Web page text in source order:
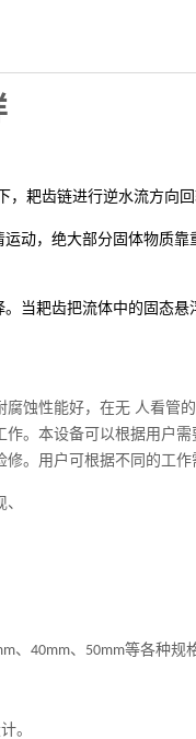
耙齿链进行逆水流方向回
动，绝大部分固体物质靠
当耙齿把流体中的固态悬
蚀性能好，在无 人看管
。本设备可以根据用户
。用户可根据不同的工作
、 40mm、 50mm等各种规
。